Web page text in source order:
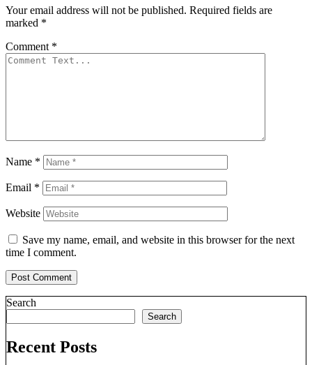
Your email address will not be published. Required fields are
marked *
Comment *
Name *
Email *
Website
Save my name, email, and website in this browser for the next
time I comment.
Search
Search
Recent Posts